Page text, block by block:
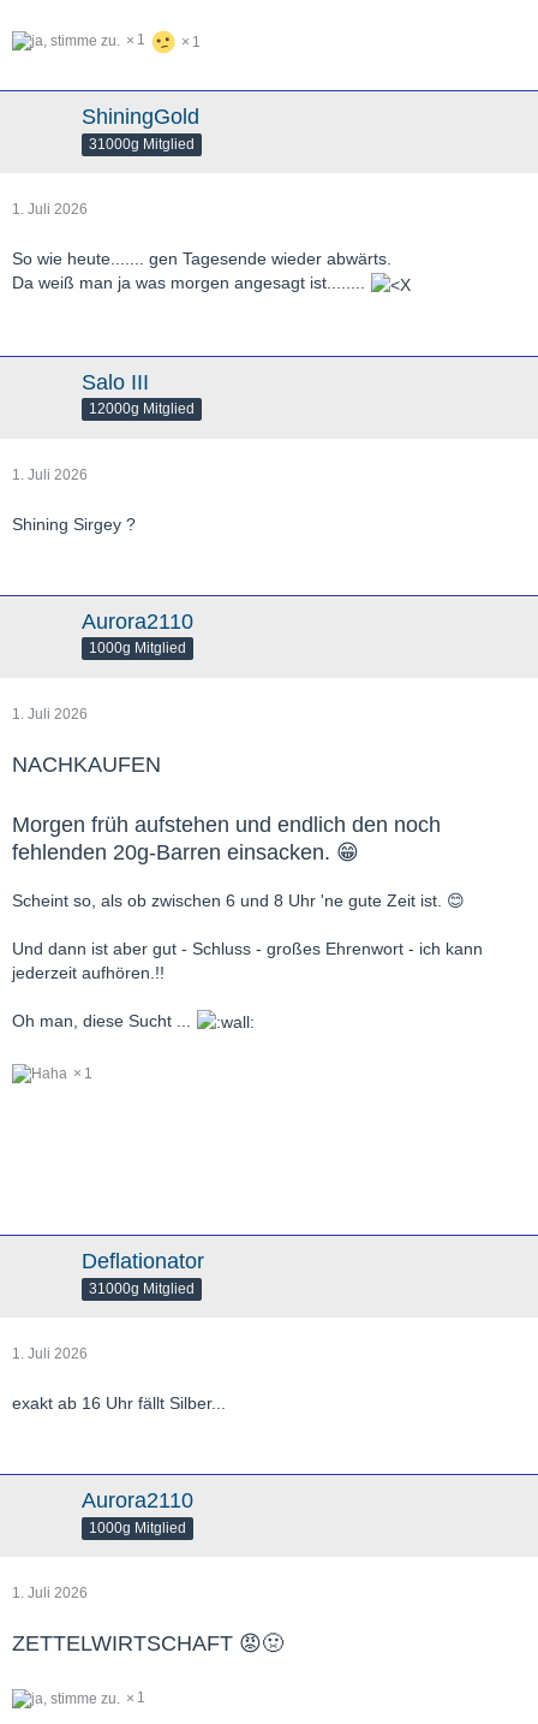
1 1
ShiningGold
31000g Mitglied
1. Juli 2026
So wie heute....... gen Tagesende wieder abwärts.
Da weiß man ja was morgen angesagt ist........
Salo III
12000g Mitglied
1. Juli 2026
Shining Sirgey ?
Aurora2110
1000g Mitglied
1. Juli 2026
NACHKAUFEN
Morgen früh aufstehen und endlich den noch
fehlenden 20g-Barren einsacken. 😁
Scheint so, als ob zwischen 6 und 8 Uhr 'ne gute Zeit ist. 😊
Und dann ist aber gut - Schluss - großes Ehrenwort - ich kann
jederzeit aufhören.!!
Oh man, diese Sucht ...
1
Deflationator
31000g Mitglied
1. Juli 2026
exakt ab 16 Uhr fällt Silber...
Aurora2110
1000g Mitglied
1. Juli 2026
ZETTELWIRTSCHAFT 😡🤢
1